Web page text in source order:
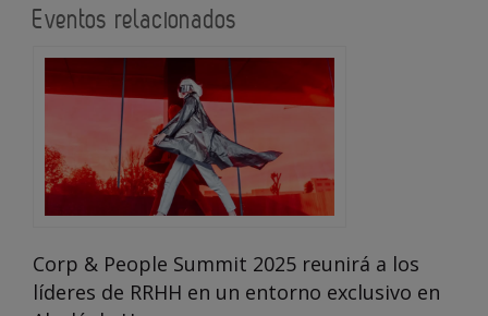
Eventos relacionados
Corp & People Summit 2025 reunirá a los
líderes de RRHH en un entorno exclusivo en